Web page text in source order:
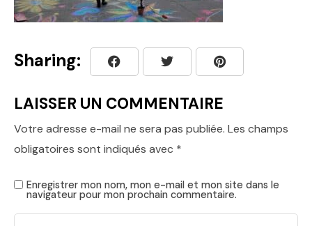
Sharing:
LAISSER UN COMMENTAIRE
Votre adresse e-mail ne sera pas publiée. Les champs
obligatoires sont indiqués avec *
Enregistrer mon nom, mon e-mail et mon site dans le
navigateur pour mon prochain commentaire.